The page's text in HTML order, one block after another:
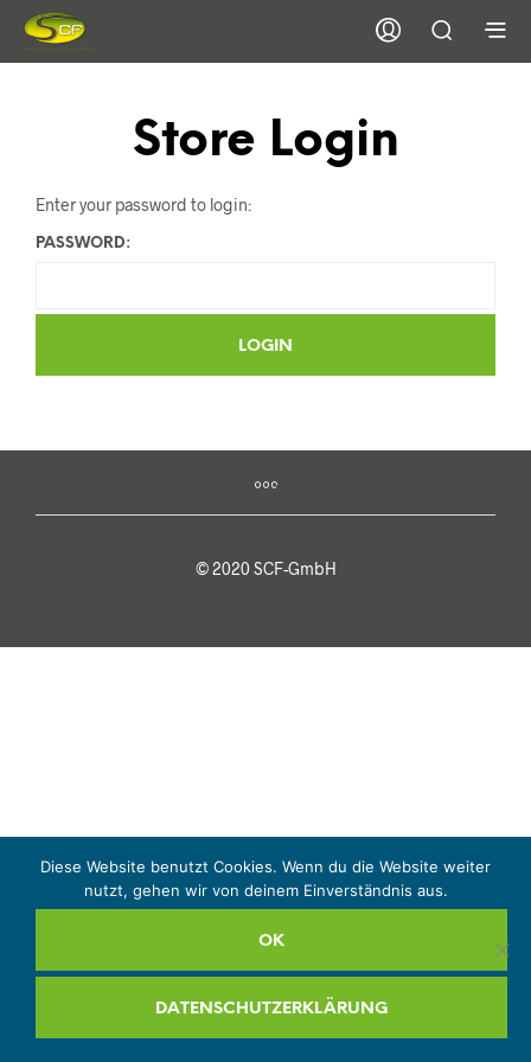
Store Login
Enter your password to login:
PASSWORD:
© 2020 SCF-GmbH
Diese Website benutzt Cookies. Wenn du die Website weiter
nutzt, gehen wir von deinem Einverständnis aus.
OK
DATENSCHUTZERKLÄRUNG